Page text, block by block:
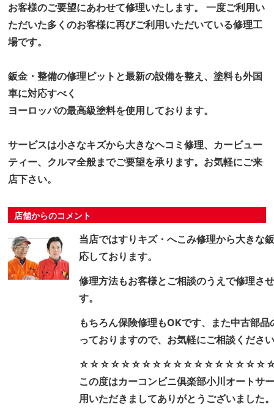
お客様のご要望にあわせて修理いたします。 一度ご利用い
ただいた多くのお客様に再びご利用いただいている修理工
場です。
鈑金・整備の修理ピットと最新の設備を整え、塗料も外国
車に対応すべく
ヨーロッパの最高級塗料を使用しております。
サービスは小さなキズから大きなヘコミ修理、カービュー
ティー、クルマ全般までご要望を承ります。お気軽にご来
店下さい。
店舗からのコメント
当店ではすりキズ・へこみ修理から大きな
応しております。
修理方法もお客様とご相談のうえで修理さ
す。
もちろん保険修理もOKです、また中古部品
っておりますので、お気軽にご相談くださ
この度はカーコンビニ俱楽部小川オートサ
用いただきましてありがとうございました